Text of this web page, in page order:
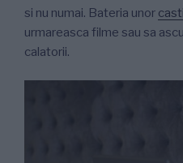
si nu numai. Bateria unor casti
urmareasca filme sau sa
calatorii.